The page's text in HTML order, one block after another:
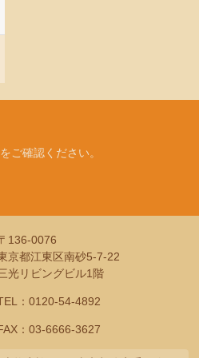
をご確認ください。
136-0076
京都江東区南砂5-7-22
光リビングビル1階
： 0120-54-4892
：03-6666-3627